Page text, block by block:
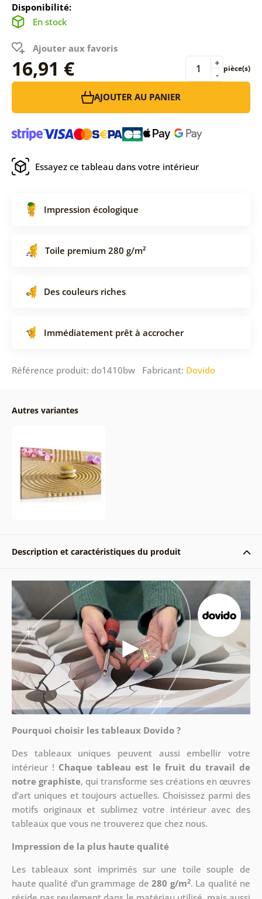
Disponibilité:
En stock
Ajouter aux favoris
16,91 € -
+ pièce(s)
AJOUTER AU PANIER
Essayez ce tableau dans votre intérieur
Impression écologique
Toile premium 280 g/m²
Des couleurs riches
Immédiatement prêt à accrocher
Référence produit: do1410bw Fabricant: Dovido
Autres variantes
Description et caractéristiques du produit
Pourquoi choisir les tableaux Dovido ?
Des tableaux uniques peuvent aussi embellir votre
intérieur ! Chaque tableau est le fruit du travail de
notre graphiste, qui transforme ses créations en œuvres
d’art uniques et toujours actuelles. Choisissez parmi des
motifs originaux et sublimez votre intérieur avec des
tableaux que vous ne trouverez que chez nous.
Impression de la plus haute qualité
Les tableaux sont imprimés sur une toile souple de
haute qualité d’un grammage de280 g/m2. La qualité ne